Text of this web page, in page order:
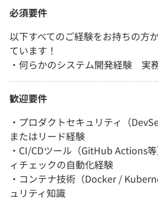
必須要件
以下すべてのご経験をお持ちの方
ています！
・何らかのシステム開発経験 実
歓迎要件
・プロダクトセキュリティ（
またはリード経験
・CI/CDツール（GitHub Actions
ィチェックの自動化経験
・コンテナ技術（Docker /
ュリティ知識